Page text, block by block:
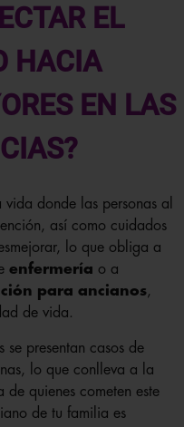
EL
HACIA
EN LAS
donde las personas al
así como cuidados
lo que obliga a
enfermería o a
para ancianos,
de vida.
se presentan casos de
lo que conlleva a la
quienes cometen este
de tu familia es